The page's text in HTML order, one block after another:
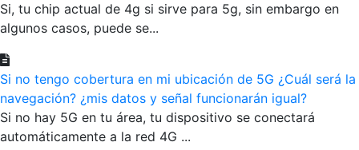
Si, tu chip actual de 4g si sirve para 5g, sin embargo en
algunos casos, puede se...
Si no tengo cobertura en mi ubicación de 5G ¿Cuál será la
navegación? ¿mis datos y señal funcionarán igual?
Si no hay 5G en tu área, tu dispositivo se conectará
automáticamente a la red 4G ...